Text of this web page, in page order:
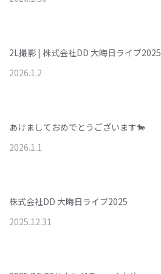
2L撮影 | 株式会社DD 大晦日ライブ2025
2026.1.2
あけましておめでとうございます🐎
2026.1.1
株式会社DD 大晦日ライブ2025
2025.12.31